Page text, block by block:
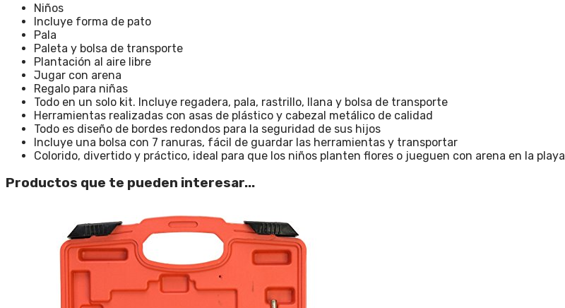
Niños
Incluye forma de pato
Pala
Paleta y bolsa de transporte
Plantación al aire libre
Jugar con arena
Regalo para niñas
Todo en un solo kit. Incluye regadera, pala, rastrillo, llana y bolsa de transporte
Herramientas realizadas con asas de plástico y cabezal metálico de calidad
Todo es diseño de bordes redondos para la seguridad de sus hijos
Incluye una bolsa con 7 ranuras, fácil de guardar las herramientas y transportar
Colorido, divertido y práctico, ideal para que los niños planten flores o jueguen con arena en la playa
Productos que te pueden interesar...